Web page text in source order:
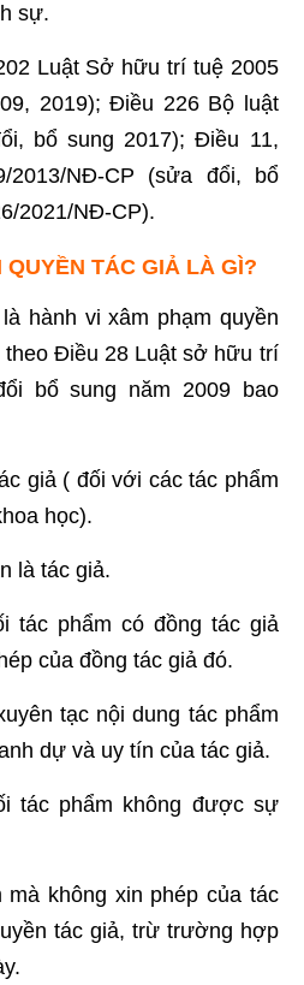
sự.
Luật Sở hữu trí tuệ 2005
2019); Điều 226 Bộ luật
bổ sung 2017); Điều 11,
2013/NĐ-CP (sửa đổi, bổ
2021/NĐ-CP).
QUYỀN TÁC GIẢ LÀ GÌ?
hành vi xâm phạm quyền
Điều 28 Luật sở hữu trí
bổ sung năm 2009 bao
giả ( đối với các tác phẩm
học).
là tác giả.
tác phẩm có đồng tác giả
của đồng tác giả đó.
tạc nội dung tác phẩm
dự và uy tín của tác giả.
tác phẩm không được sự
không xin phép của tác
tác giả, trừ trường hợp